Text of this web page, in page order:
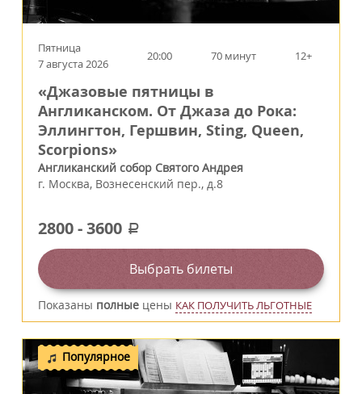
Пятница
7 августа 2026
20:00 70 минут 12+
«Джазовые пятницы в
Англиканском. От Джаза до Рока:
Эллингтон, Гершвин, Sting, Queen,
Scorpions»
Англиканский собор Святого Андрея
г. Москва, Вознесенский пер., д.8
2800-3600 a
Выбрать билеты
Показаны полные цены КАК ПОЛУЧИТЬ ЛЬГОТНЫЕ
Популярное